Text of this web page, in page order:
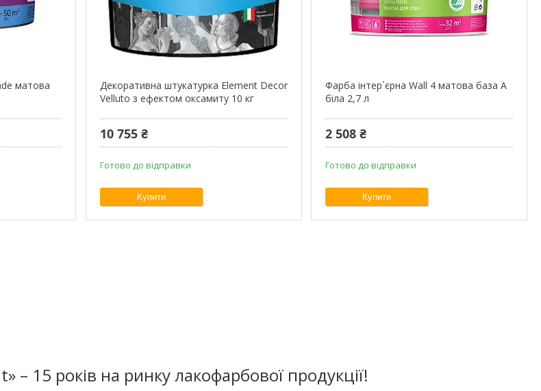
матова
Декоративна штукатурка Element Decor
Velluto з ефектом оксамиту 10 кг
10 755 ₴
Готово до відправки
Купити
Фарба інтер`єрна Wall 4 матова база А
біла 2,7 л
2 508 ₴
Готово до відправки
Купити
– 15 років на ринку лакофарбової продукції!